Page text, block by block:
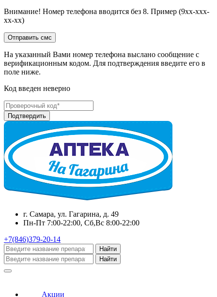
Внимание! Номер телефона вводится без 8. Пример (9хх-ххх-
хх-хх)
На указанный Вами номер телефона выслано сообщение с
верификационным кодом. Для подтверждения введите его в
поле ниже.
Код введен неверно
г. Самара, ул. Гагарина, д. 49
Пн-Пт 7:00-22:00, Сб,Вс 8:00-22:00
+7(846)379-20-14
Найти
Найти
Акции